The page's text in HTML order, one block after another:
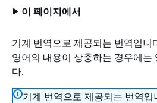
이 페이지에서
기계 번역으로 제공되는 번역입니
영어의 내용이 상충하는 경우에는
다.
기계 번역으로 제공되는 번역입